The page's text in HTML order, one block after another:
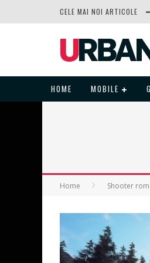
CELE MAI NOI ARTICOLE
HOME MOBILE
Home Shooter